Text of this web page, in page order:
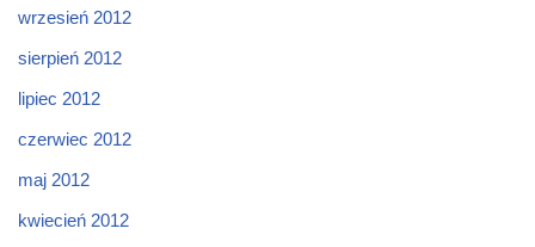
wrzesień 2012
sierpień 2012
lipiec 2012
czerwiec 2012
maj 2012
kwiecień 2012